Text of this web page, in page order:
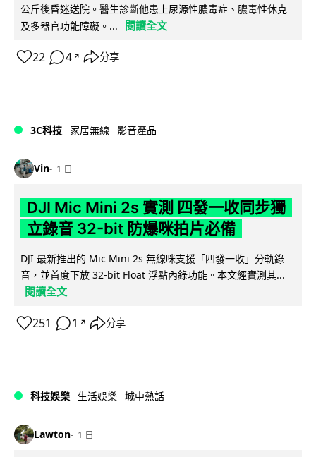
公斤後昏迷送院。醫生診斷他患上尿源性膿毒症、膿毒性休克
及多器官功能障礙。...
閱讀全文
22 4 ↗ 分享
3C科技 家居無線 影音產品
Vin 1 日
DJI Mic Mini 2s 實測 四發一收同步獨
立錄音 32-bit 防爆咪拍片必備
DJI 最新推出的 Mic Mini 2s 無線咪支援「四發一收」分軌錄
音，並首度下放 32-bit Float 浮點內錄功能。本文經實測其...
閱讀全文
251 1 ↗ 分享
科技娛樂 生活娛樂 城中熱話
Lawton 1 日